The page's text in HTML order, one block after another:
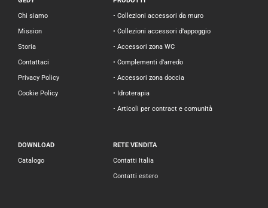
Chi siamo
Mission
Storia
Contattaci
Privacy Policy
Cookie Policy
• Collezioni accessori da muro
• Collezioni accessori d’appoggio
• Accessori zona WC
• Complementi d’arredo
• Accessori zona doccia
• Idroterapia
• Articoli per contract e comunità
DOWNLOAD
Catalogo
RETE VENDITA
Contatti Italia
Contatti estero